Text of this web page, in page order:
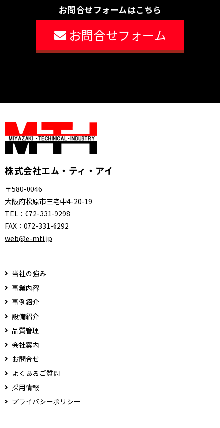
お問合せフォームはこちら
お問合せフォーム
株式会社エム・ティ・アイ
〒580-0046
大阪府松原市三宅中4-20-19
TEL： 072-331-9298
FAX： 072-331-6292
web@e-mti.jp
当社の強み
事業内容
事例紹介
設備紹介
品質管理
会社案内
お問合せ
よくあるご質問
採用情報
プライバシーポリシー